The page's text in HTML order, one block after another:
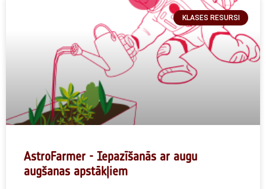
KLASES RESURSI
AstroFarmer - Iepazīšanās ar augu
augšanas apstākļiem